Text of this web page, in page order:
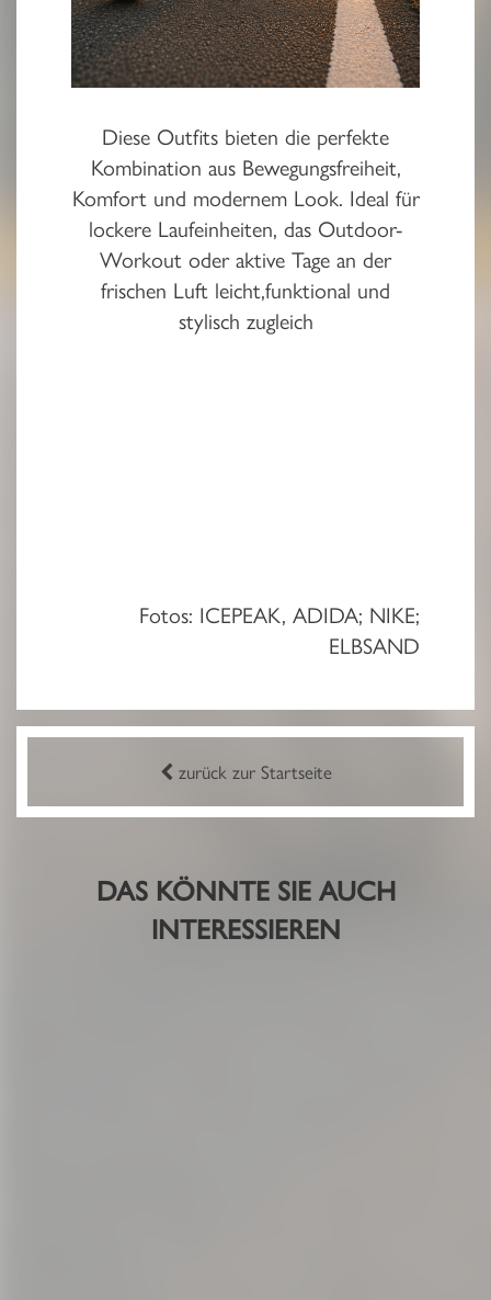
Diese Outfits bieten die perfekte
Kombination aus Bewegungsfreiheit,
Komfort und modernem Look. Ideal für
lockere Laufeinheiten, das Outdoor-
Workout oder aktive Tage an der
frischen Luft leicht,funktional und
stylisch zugleich
Fotos: ICEPEAK, ADIDA; NIKE;
ELBSAND
zurück zur Startseite
DAS KÖNNTE SIE AUCH
INTERESSIEREN